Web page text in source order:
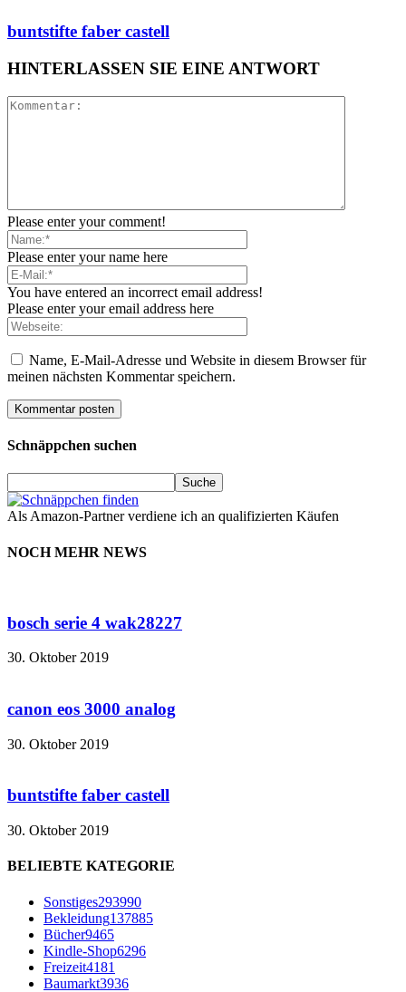
buntstifte faber castell
HINTERLASSEN SIE EINE ANTWORT
Please enter your comment!
Please enter your name here
You have entered an incorrect email address!
Please enter your email address here
Name, E-Mail-Adresse und Website in diesem Browser für
meinen nächsten Kommentar speichern.
Schnäppchen suchen
Als Amazon-Partner verdiene ich an qualifizierten Käufen
NOCH MEHR NEWS
bosch serie 4 wak28227
30. Oktober 2019
canon eos 3000 analog
30. Oktober 2019
buntstifte faber castell
30. Oktober 2019
BELIEBTE KATEGORIE
Sonstiges293990
Bekleidung137885
Bücher9465
Kindle-Shop6296
Freizeit4181
Baumarkt3936